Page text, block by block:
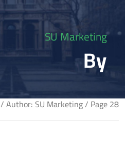
SU Marketing
By
/ Author: SU Marketing / Page 28